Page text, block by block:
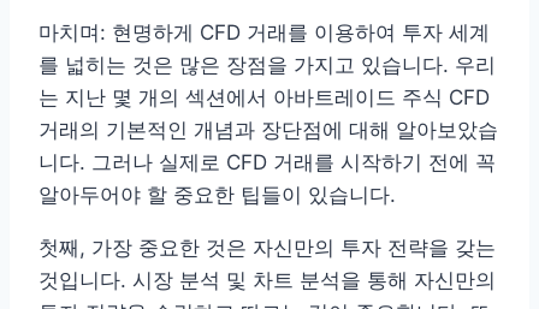
마치며: 현명하게 CFD 거래를 이용하여 투자 세계
를 넓히는 것은 많은 장점을 가지고 있습니다. 우리
는 지난 몇 개의 섹션에서 아바트레이드 주식 CFD
거래의 기본적인 개념과 장단점에 대해 알아보았습
니다. 그러나 실제로 CFD 거래를 시작하기 전에 꼭
알아두어야 할 중요한 팁들이 있습니다.
첫째, 가장 중요한 것은 자신만의 투자 전략을 갖는
것입니다. 시장 분석 및 차트 분석을 통해 자신만의